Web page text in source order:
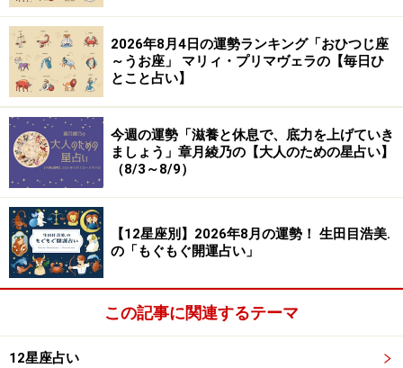
2026年8月4日の運勢ランキング「おひつじ座
～うお座」 マリィ・プリマヴェラの【毎日ひ
とこと占い】
今週の運勢「滋養と休息で、底力を上げていき
ましょう」章月綾乃の【大人のための星占い】
（8/3～8/9）
【12星座別】2026年8月の運勢！ 生田目浩美.
の「もぐもぐ開運占い」
この記事に関連するテーマ
12星座占い